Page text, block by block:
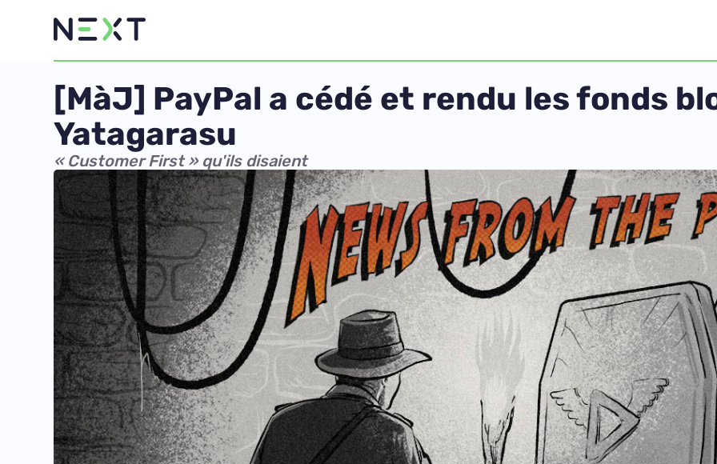
[MàJ] PayPal a cédé et rendu les fonds
Yatagarasu
« Customer First » qu'ils disaient